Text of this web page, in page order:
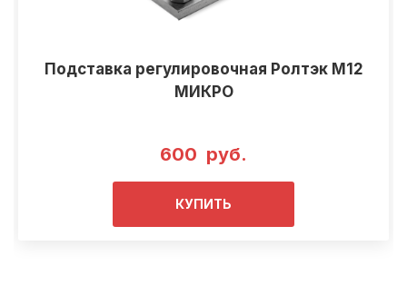
Подставка регулировочная Ролтэк М12
МИКРО
600 руб.
КУПИТЬ